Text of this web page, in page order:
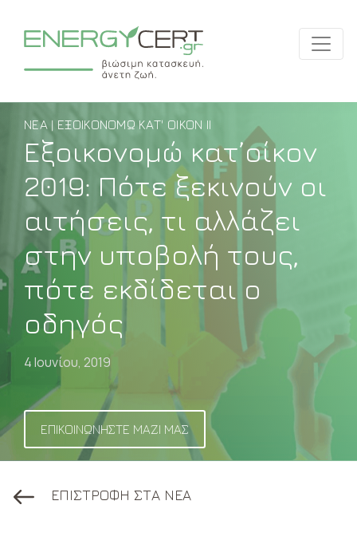
ΝΈΑ | ΕΞΟΙΚΟΝΟΜΏ ΚΑΤ' ΟΊΚΟΝ ΙΙ
Εξοικονομώ κατ’οίκον
2019: Πότε ξεκινούν οι
αιτήσεις, τι αλλάζει
στην υποβολή τους,
πότε εκδίδεται ο
οδηγός
4 Ιουνίου, 2019
ΕΠΙΚΟΙΝΩΝΗΣΤΕ ΜΑΖΙ ΜΑΣ
ΕΠΙΣΤΡΟΦΗ ΣΤΑ ΝΕΑ